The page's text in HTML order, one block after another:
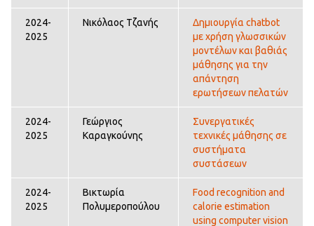
2024-
2025
Νικόλαος Τζανής
Δημιουργία chatbot
με χρήση γλωσσικών
μοντέλων και βαθιάς
μάθησης για την
απάντηση
ερωτήσεων πελατών
2024-
2025
Γεώργιος
Καραγκούνης
Συνεργατικές
τεχνικές μάθησης σε
συστήματα
συστάσεων
2024-
2025
Βικτωρία
Πολυμεροπούλου
Food recognition and
calorie estimation
using computer vision